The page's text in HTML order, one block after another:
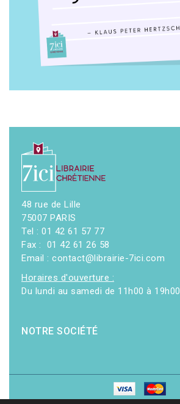
48 rue de Lille
75007 PARIS
Tel : 01 42 61 57 77
Fax : 01 42 61 26 58
Email : contact@librairie-7ici.com
Horaires d'ouverture :
Du lundi au samedi de 11h00 à 19h00
NOTRE SOCIÉTÉ